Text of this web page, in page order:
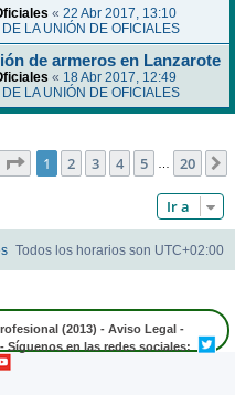
« 22 Abr 2017, 13:10
LA UNIÓN DE OFICIALES
de armeros en Lanzarote
« 18 Abr 2017, 12:49
LA UNIÓN DE OFICIALES
Página de 20
1 2 3 4 5 … 20
Ir a
Todos los horarios son UTC+02:00
(2013) - Aviso Legal -
Síguenos en las redes sociales: